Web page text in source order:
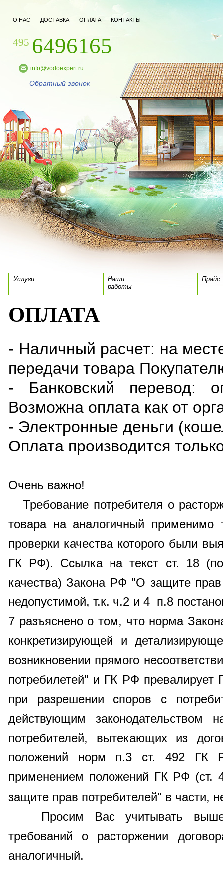
О НАС ДОСТАВКА ОПЛАТА КОНТАКТЫ
495 6496165
info@vodoexpert.ru
Обратный звонок
Услуги
Наши
работы
Прайс
ОПЛАТА
- Наличный расчет: на
передачи товара
- Банковский перевод:
Возможна оплата как от
- Электронные деньги
Оплата производится
Очень важно!
Требование потребителя о
товара на аналогичный применимо
проверки качества которого были
ГК РФ). Ссылка на текст ст. 18
качества) Закона РФ "О защите
недопустимой, т.к. ч.2 и 4 п.8
7 разъяснено о том, что норма
конкретизирующей и
возникновении прямого
потребилетей" и ГК РФ
при разрешении споров с
действующим законодательством
потребителей, вытекающих из
положений норм п.3 ст. 492 ГК
применением положений ГК РФ
защите прав потребителей" в части,
Просим Вас учитывать
требований о расторжении
аналогичный.